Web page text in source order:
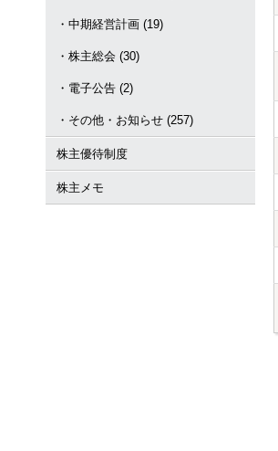
・中期経営計画 (19)
・株主総会 (30)
・電子公告 (2)
・その他・お知らせ (257)
株主優待制度
株主メモ